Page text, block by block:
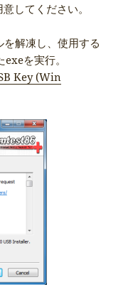
してください。
解凍し、使用する
を実行。
Key (Win